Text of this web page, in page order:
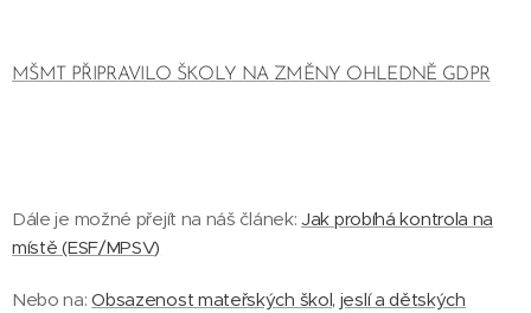
MŠMT PŘIPRAVILO ŠKOLY NA ZMĚNY OHLEDNĚ GDPR
Dále je možné přejít na náš článek:Jak probíhá kontrola na
místě (ESF/MPSV)
Nebo na:Obsazenost mateřských škol, jeslí a dětských